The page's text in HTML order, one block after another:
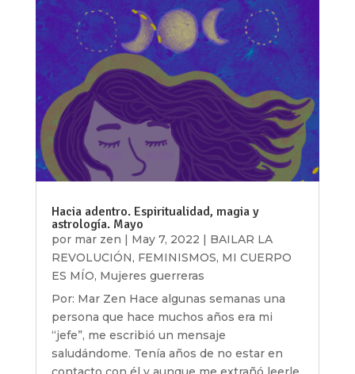
Hacia adentro. Espiritualidad, magia y
astrología. Mayo
por mar zen | May 7, 2022 | BAILAR LA
REVOLUCIÓN, FEMINISMOS, MI CUERPO
ES MÍO, Mujeres guerreras
Por: Mar Zen Hace algunas semanas una
persona que hace muchos años era mi
“jefe”, me escribió un mensaje
saludándome. Tenía años de no estar en